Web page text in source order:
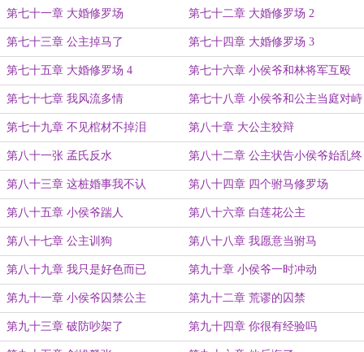
第七十一章 大婚修罗场 第七十二章 大婚修罗场 2
第七十三章 公主掉马了 第七十四章 大婚修罗场 3
第七十五章 大婚修罗场 4 第七十六章 小侯爷和林将军互殴
第七十七章 我风流多情 第七十八章 小侯爷和公主当庭对峙
第七十九章 不见棺材不掉泪 第八十章 大公主狡辩
第八十一张 孟氏反水 第八十二章 公主状告小侯爷始乱终
弃
第八十三章 这桩婚事我不认 第八十四章 四个驸马修罗场
第八十五章 小侯爷踹人 第八十六章 白莲花公主
第八十七章 公主训狗 第八十八章 我愿意当驸马
第八十九章 我只是好色而已 第九十章 小侯爷一时冲动
第九十一章 小侯爷囚禁公主 第九十二章 荒谬的囚禁
第九十三章 破防吵架了 第九十四章 你很有经验吗